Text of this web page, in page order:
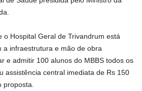
o Hospital Geral de Trivandrum está
a infraestrutura e mão de obra
e admitir 100 alunos do MBBS todos os
assistência central imediata de Rs 150
proposta.